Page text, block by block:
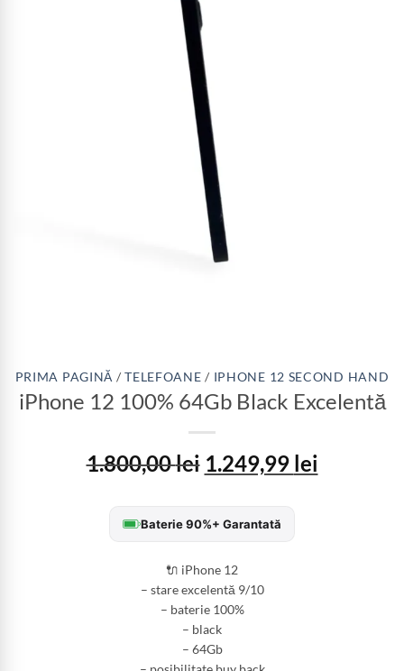
PRIMA PAGINĂ / TELEFOANE / IPHONE 12 SECOND HAND
iPhone 12 100% 64Gb Black Excelentă
1.800,00lei 1.249,99 lei
Baterie 90%+ Garantată
🔌 iPhone 12
– stare excelentă 9/10
– baterie 100%
– black
– 64Gb